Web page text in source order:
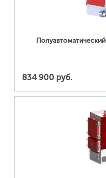
834 900 руб.